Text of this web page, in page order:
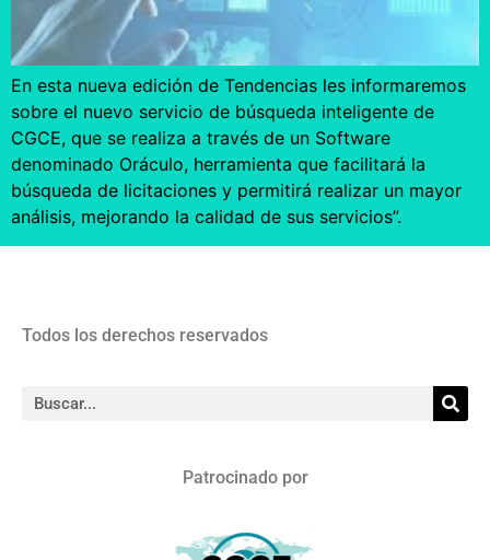
En esta nueva edición de Tendencias les informaremos
sobre el nuevo servicio de búsqueda inteligente de
CGCE, que se realiza a través de un Software
denominado Oráculo, herramienta que facilitará la
búsqueda de licitaciones y permitirá realizar un mayor
análisis, mejorando la calidad de sus servicios”.
Todos los derechos reservados
Patrocinado por